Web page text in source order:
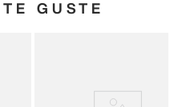
GUSTE